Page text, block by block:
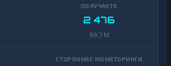
2 476
99,7 M